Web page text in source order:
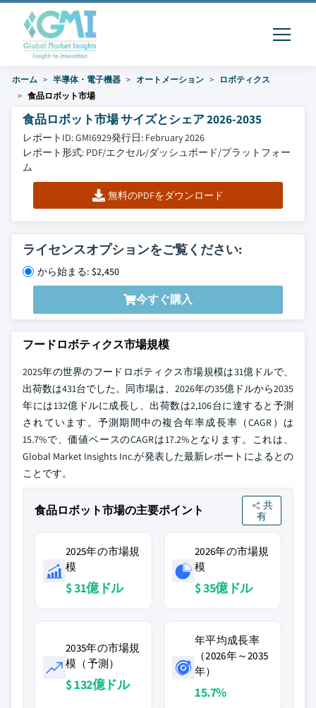
ホーム 半導体・電子機器 オートメーション
ロボティクス
食品ロボット市場
食品ロボット市場 サイズとシェア 2026-2035
レポートID: GMI6929発行日: February 2026
レポート形式: PDF/エクセル/ダッシュボード/プラットフォー
ム
無料のPDFをダウンロード
ライセンスオプションをご覧ください:
から始まる: $2,450
今すぐ購入
フードロボティクス市場規模
2025年の世界のフードロボティクス市場規模は31億ドルで、
出荷数は431台でした。同市場は、2026年の35億ドルから2035
年には132億ドルに成長し、出荷数は2,106台に達すると予測
されています。予測期間中の複合年率成長率（CAGR）は
15.7%で、価値ベースのCAGRは17.2%となります。これは、
Global Market Insights Inc.が発表した最新レポートによるとの
ことです。
食品ロボット市場の主要ポイント
共
有
2025年の市場規
模
$ 31億ドル
2026年の市場規
模
$ 35億ドル
2035年の市場規
模（予測）
$ 132億ドル
年平均成長率
（2026年～2035
年）
15.7%